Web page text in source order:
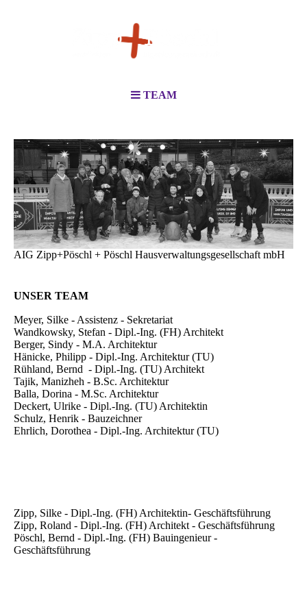
TEAM
AIG Zipp+Pöschl + Pöschl Hausverwaltungsgesellschaft mbH
UNSER TEAM
Meyer, Silke - Assistenz - Sekretariat
Wandkowsky, Stefan - Dipl.-Ing. (FH) Architekt
Berger, Sindy - M.A. Architektur
Hänicke, Philipp - Dipl.-Ing. Architektur (TU)
Rühland, Bernd - Dipl.-Ing. (TU) Architekt
Tajik, Manizheh - B.Sc. Architektur
Balla, Dorina - M.Sc. Architektur
Deckert, Ulrike - Dipl.-Ing. (TU) Architektin
Schulz, Henrik - Bauzeichner
Ehrlich, Dorothea - Dipl.-Ing. Architektur (TU)
Zipp, Silke - Dipl.-Ing. (FH) Architektin- Geschäftsführung
Zipp, Roland - Dipl.-Ing. (FH) Architekt - Geschäftsführung
Pöschl, Bernd - Dipl.-Ing. (FH) Bauingenieur -
Geschäftsführung